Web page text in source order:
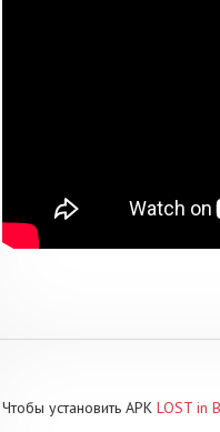
Чтобы установить APK LOST in